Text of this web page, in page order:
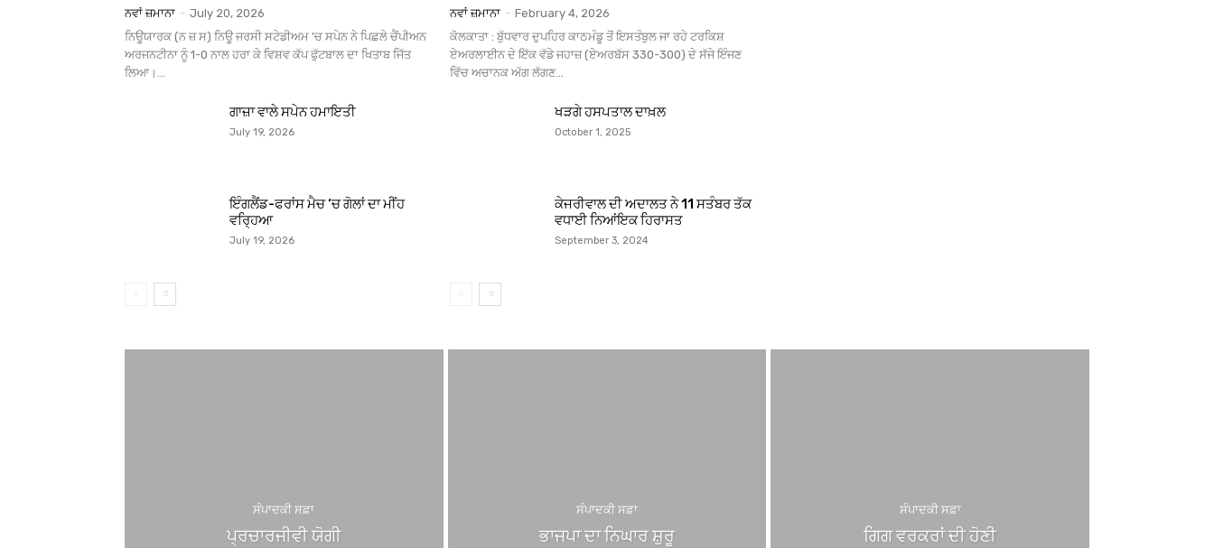
ਨਵਾਂ ਜ਼ਮਾਨਾ - July 20, 2026
ਨਿਊਯਾਰਕ (ਨ ਜ਼ ਸ) ਨਿਊ ਜਰਸੀ ਸਟੇਡੀਅਮ 'ਚ ਸਪੇਨ ਨੇ ਪਿਛਲੇ ਚੈਂਪੀਅਨ
ਅਰਜਨਟੀਨਾ ਨੂੰ 1-0 ਨਾਲ ਹਰਾ ਕੇ ਵਿਸ਼ਵ ਕੱਪ ਫੁੱਟਬਾਲ ਦਾ ਖਿਤਾਬ ਜਿੱਤ
ਲਿਆ।...
ਗਾਜ਼ਾ ਵਾਲੇ ਸਪੇਨ ਹਮਾਇਤੀ
July 19, 2026
ਇੰਗਲੈਂਡ-ਫਰਾਂਸ ਮੈਚ ‘ਚ ਗੋਲਾਂ ਦਾ ਮੀਂਹ
ਵਰ੍ਹਿਆ
July 19, 2026
ਨਵਾਂ ਜ਼ਮਾਨਾ - February 4, 2026
ਕੋਲਕਾਤਾ : ਬੁੱਧਵਾਰ ਦੁਪਹਿਰ ਕਾਠਮੰਡੂ ਤੋਂ ਇਸਤੰਬੁਲ ਜਾ ਰਹੇ ਟਰਕਿਸ਼
ਏਅਰਲਾਈਨ ਦੇ ਇੱਕ ਵੱਡੇ ਜਹਾਜ਼ (ਏਅਰਬੱਸ 330-300) ਦੇ ਸੱਜੇ ਇੰਜਣ
ਵਿੱਚ ਅਚਾਨਕ ਅੱਗ ਲੱਗਣ...
ਖੜਗੇ ਹਸਪਤਾਲ ਦਾਖ਼ਲ
October 1, 2025
ਕੇਜਰੀਵਾਲ ਦੀ ਅਦਾਲਤ ਨੇ 11 ਸਤੰਬਰ ਤੱਕ
ਵਧਾਈ ਨਿਆਂਇਕ ਹਿਰਾਸਤ
September 3, 2024
ਸੰਪਾਦਕੀ ਸਫ਼ਾ
ਪ੍ਰਚਾਰਜੀਵੀ ਯੋਗੀ
ਸੰਪਾਦਕੀ ਸਫ਼ਾ
ਭਾਜਪਾ ਦਾ ਨਿਘਾਰ ਸ਼ੁਰੂ
ਸੰਪਾਦਕੀ ਸਫ਼ਾ
ਗਿਗ ਵਰਕਰਾਂ ਦੀ ਹੋਣੀ